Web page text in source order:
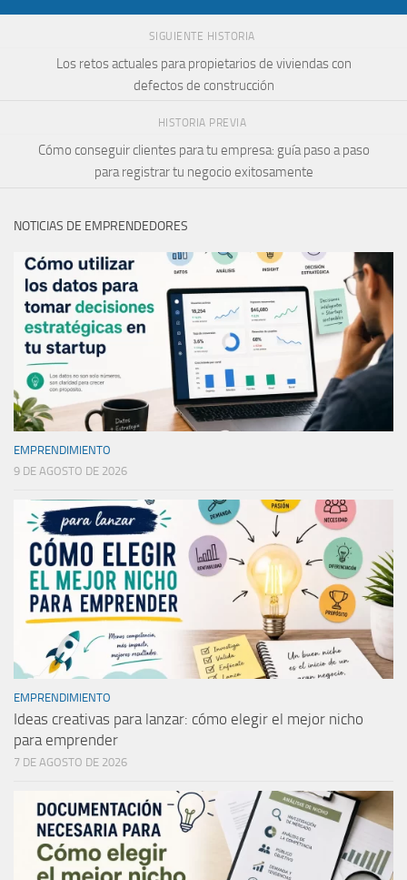
SIGUIENTE HISTORIA
Los retos actuales para propietarios de viviendas con
defectos de construcción
HISTORIA PREVIA
Cómo conseguir clientes para tu empresa: guía paso a paso
para registrar tu negocio exitosamente
NOTICIAS DE EMPRENDEDORES
EMPRENDIMIENTO
9 DE AGOSTO DE 2026
EMPRENDIMIENTO
Ideas creativas para lanzar: cómo elegir el mejor nicho
para emprender
7 DE AGOSTO DE 2026